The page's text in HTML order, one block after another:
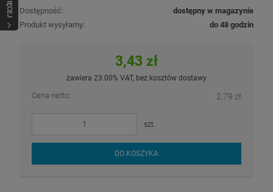
WIĘCEJ Dostępność:
dostępny w magazynie
Produkt wysyłamy:
do 48 godzin
3,43 zł
zawiera 23.00% VAT, bez kosztów dostawy
Cena netto: 2,79 zł
szt.
DO KOSZYKA